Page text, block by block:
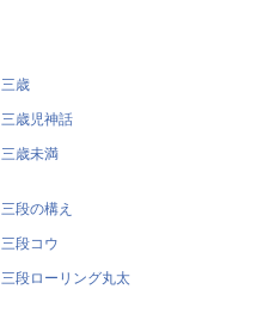
三歳
三歳児神話
三歳未満
三段の構え
三段コウ
三段ローリング丸太